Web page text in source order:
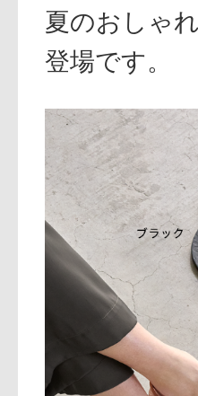
夏のおしゃ
登場です。